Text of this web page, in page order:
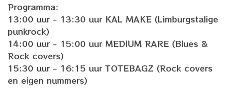
Programma:
13:00 uur - 13:30 uur KAL MAKE (Limburgstalige
punkrock)
14:00 uur - 15:00 uur MEDIUM RARE (Blues &
Rock covers)
15:30 uur - 16:15 uur TOTEBAGZ (Rock covers
en eigen nummers)